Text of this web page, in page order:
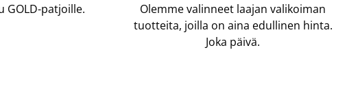
GOLD-patjoille.
Olemme valinneet laajan valikoiman
tuotteita, joilla on aina edullinen hinta.
Joka päivä.